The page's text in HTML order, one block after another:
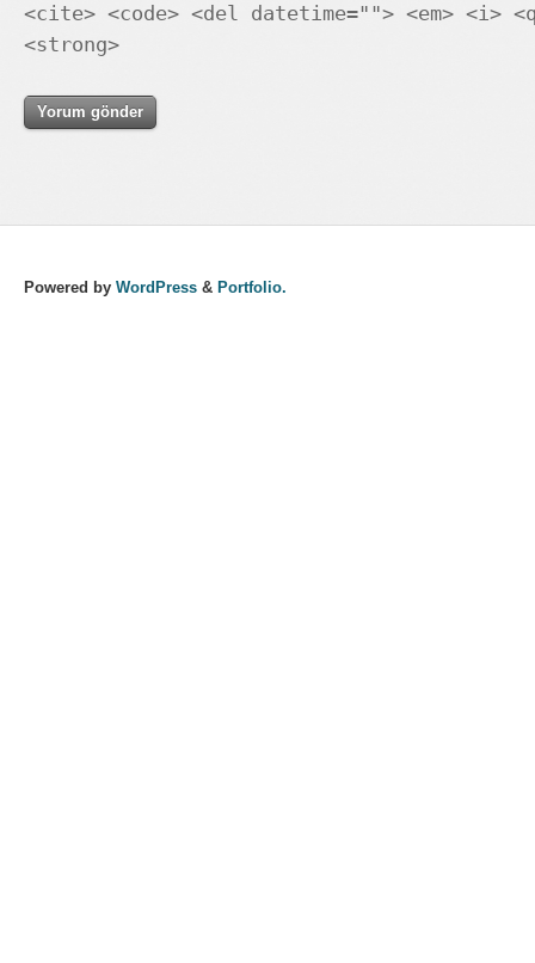
<cite> <code> <del datetime=""> <em> <i>
<strong>
Powered by WordPress & Portfolio.